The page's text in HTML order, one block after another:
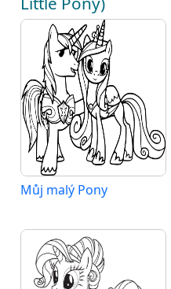
Můj malý Pony